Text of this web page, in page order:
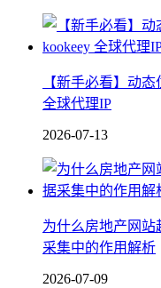
【新手必看】动
全球代理IP
2026-07-13
为什么房地产网
采集中的作用解析
2026-07-09